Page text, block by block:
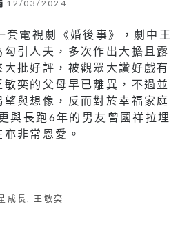
電視劇《婚後事》，劇中王
引人夫，多次作出大擔且露
批好評，被觀眾大讚好戲有
奕的父母早已離異，不過並
與想像，反而對於幸福家庭
與長跑6年的男友曾國祥拉埋
非常恩愛。
成長 王敏奕